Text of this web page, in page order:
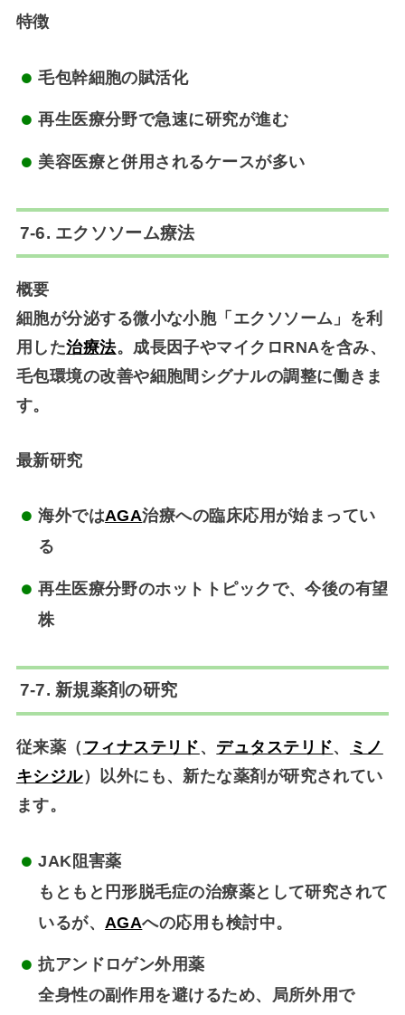
特徴
毛包幹細胞の賦活化
再生医療分野で急速に研究が進む
美容医療と併用されるケースが多い
7-6. エクソソーム療法
概要
細胞が分泌する微小な小胞「エクソソーム」を利
用した治療法。成長因子やマイクロRNAを含み、
毛包環境の改善や細胞間シグナルの調整に働きま
す。
最新研究
海外ではAGA治療への臨床応用が始まってい
る
再生医療分野のホットトピックで、今後の有望
株
7-7. 新規薬剤の研究
従来薬（ フィナステリド 、 デュタステリド、
ミノ
キシジル）以外にも、新たな薬剤が研究されてい
ます。
JAK阻害薬
もともと円形脱毛症の治療薬として研究されて
いるが、 AGAへの応用も検討中。
抗アンドロゲン外用薬
全身性の副作用を避けるため、局所外用で